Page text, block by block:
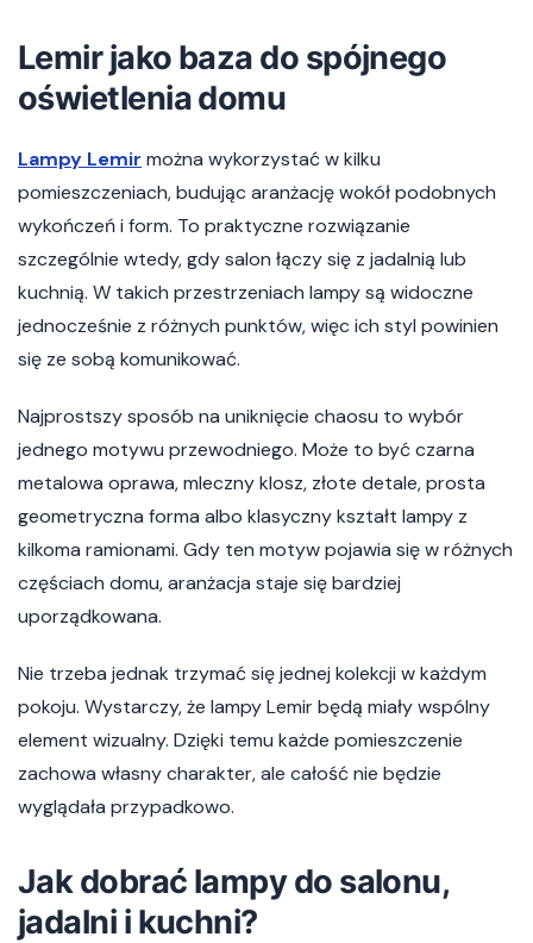
Lemir jako baza do spójnego
oświetlenia domu
Lampy Lemir można wykorzystać w kilku
pomieszczeniach, budując aranżację wokół podobnych
wykończeń i form. To praktyczne rozwiązanie
szczególnie wtedy, gdy salon łączy się z jadalnią lub
kuchnią. W takich przestrzeniach lampy są widoczne
jednocześnie z różnych punktów, więc ich styl powinien
się ze sobą komunikować.
Najprostszy sposób na uniknięcie chaosu to wybór
jednego motywu przewodniego. Może to być czarna
metalowa oprawa, mleczny klosz, złote detale, prosta
geometryczna forma albo klasyczny kształt lampy z
kilkoma ramionami. Gdy ten motyw pojawia się w różnych
częściach domu, aranżacja staje się bardziej
uporządkowana.
Nie trzeba jednak trzymać się jednej kolekcji w każdym
pokoju. Wystarczy, że lampy Lemir będą miały wspólny
element wizualny. Dzięki temu każde pomieszczenie
zachowa własny charakter, ale całość nie będzie
wyglądała przypadkowo.
Jak dobrać lampy do salonu,
jadalni i kuchni?